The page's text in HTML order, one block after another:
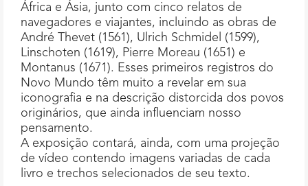
África e Ásia, junto com cinco relatos de
navegadores e viajantes, incluindo as obras de
André Thevet (1561), Ulrich Schmidel (1599),
Linschoten (1619), Pierre Moreau (1651) e
Montanus (1671). Esses primeiros registros do
Novo Mundo têm muito a revelar em sua
iconografia e na descrição distorcida dos povos
originários, que ainda influenciam nosso
pensamento.
A exposição contará, ainda, com uma projeção
de vídeo contendo imagens variadas de cada
livro e trechos selecionados de seu texto.